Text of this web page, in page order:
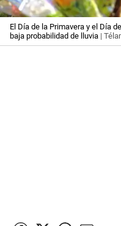
El Día de la Primavera y el Día
baja probabilidad de lluvia |